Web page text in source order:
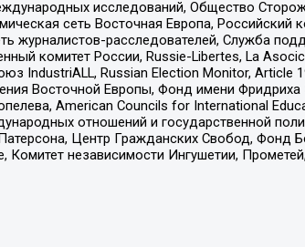
исследований, Общество
сеть Восточная Европа, Российский
журналистов-расследователей, Служба
комитет России, Russie-Libertes, La
IndustriALL, Russian Election Monitor, Article
Восточной Европы, Фонд имени Фридриха
American Councils for International
отношений и государственной
Центр Гражданских Свобод, Фонд
независимости Ингушетии,